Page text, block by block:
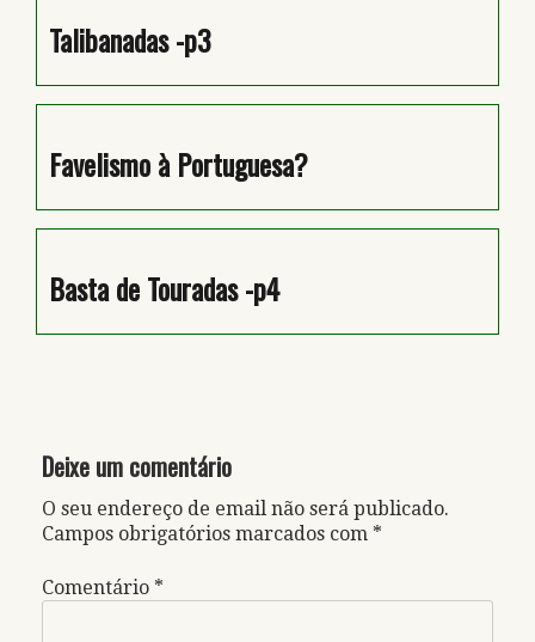
Talibanadas -p3
Favelismo à Portuguesa?
Basta de Touradas -p4
Deixe um comentário
O seu endereço de email não será publicado.
Campos obrigatórios marcados com *
Comentário *